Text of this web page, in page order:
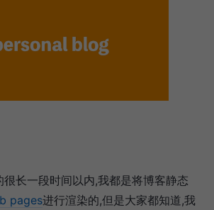
长一段时间以内,我都是将博客静态
pages进行渲染的,但是大家都知道,我